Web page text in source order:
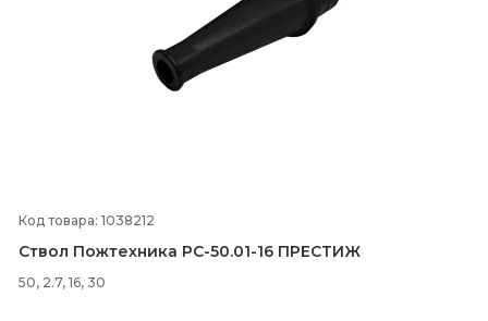
Код товара: 1038212
Ствол Пожтехника РС-50.01-16 ПРЕСТИЖ
50, 2.7, 16, 30